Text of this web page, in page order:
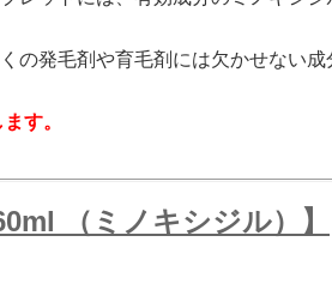
の発毛剤や育毛剤には欠かせない
す。
（ミノキシジル）】